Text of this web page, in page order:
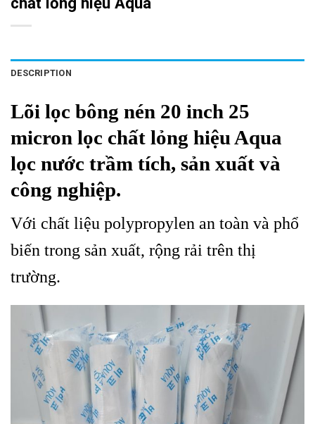
DESCRIPTION
Lõi lọc bông nén 20 inch 25
micron lọc chất lỏng hiệu Aqua
lọc nước trầm tích, sản xuất và
công nghiệp.
Với chất liệu polypropylen an toàn và phổ
biến trong sản xuất, rộng rải trên thị
trường.